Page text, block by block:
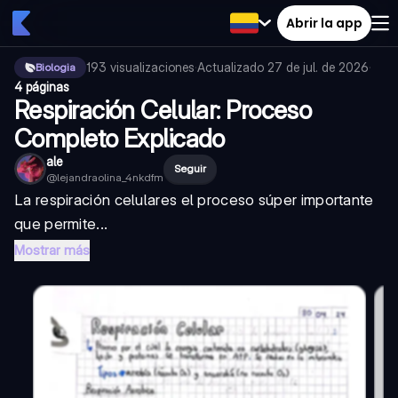
Abrir la app
Biologia 193 visualizaciones·Actualizado 27 de jul. de 2026·
4 páginas
Respiración Celular: Proceso
Completo Explicado
ale
@lejandraolina_4nkdfm
Seguir
La respiración celulares el proceso súper importante
que permite...
Mostrar más